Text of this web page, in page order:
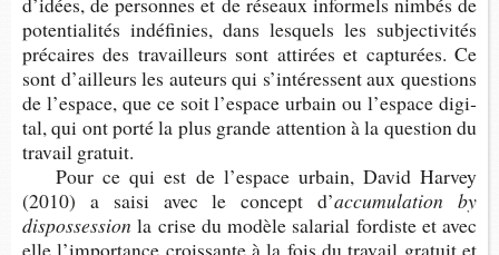
poten­tia­li­tés indé­fi­nies, dans les­quels les sub­jec­ti­vi­tés
pré­caires des tra­vailleurs sont atti­rées et cap­tu­rées. Ce
sont d’ailleurs les auteurs qui s’in­té­ressent aux ques­tions
de l’es­pace, que ce soit l’es­pace urbain ou l’es­pace digi­
tal, qui ont porté la plus grande atten­tion à la ques­tion du
tra­vail gratuit.
Pour ce qui est de l’es­pace urbain, David Har­vey
(2010) a saisi avec le concept d’accu­mu­la­tion by
dispossession la crise du modèle sala­rial for­diste et avec
elle l’im­por­tance crois­sante à la fois du tra­vail gra­tuit et